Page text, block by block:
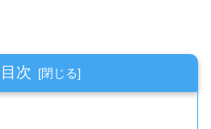
目次